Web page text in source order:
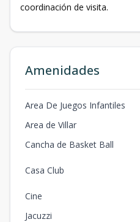
coordinación de visita.
Amenidades
Area De Juegos Infantiles
Area de Villar
Cancha de Basket Ball
Casa Club
Cine
Jacuzzi